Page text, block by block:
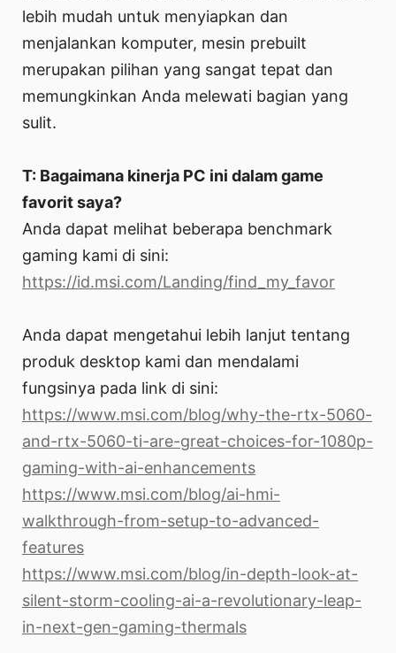
lebih mudah untuk menyiapkan dan
menjalankan komputer, mesin prebuilt
merupakan pilihan yang sangat tepat dan
memungkinkan Anda melewati bagian yang
sulit.
T: Bagaimana kinerja PC ini dalam game
favorit saya?
Anda dapat melihat beberapa benchmark
gaming kami di sini:
https://id.msi.com/Landing/find_my_favor
Anda dapat mengetahui lebih lanjut tentang
produk desktop kami dan mendalami
fungsinya pada link di sini:
https://www.msi.com/blog/why-the-rtx-5060-
and-rtx-5060-ti-are-great-choices-for-1080p-
gaming-with-ai-enhancements
https://www.msi.com/blog/ai-hmi-
walkthrough-from-setup-to-advanced-
features
https://www.msi.com/blog/in-depth-look-at-
silent-storm-cooling-ai-a-revolutionary-leap-
in-next-gen-gaming-thermals